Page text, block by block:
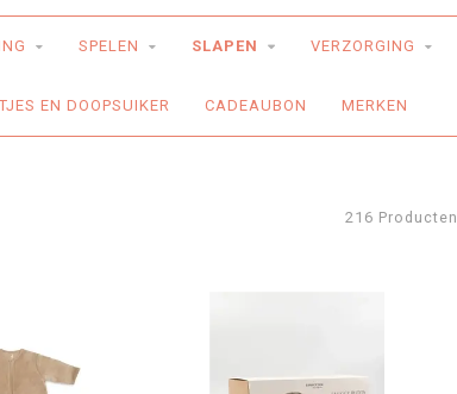
SPELEN SLAPEN VERZORGING
EN DOOPSUIKER CADEAUBON MERKEN
216 Producten